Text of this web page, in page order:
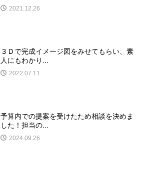
2021.12.26
３Ｄで完成イメージ図をみせてもらい、素
人にもわかり...
2022.07.11
予算内での提案を受けたため相談を決めま
した！担当の...
2024.09.26